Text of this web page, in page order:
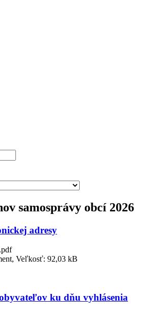
samosprávy obcí 2026
adresy
Veľkosť: 92,03 kB
ku dňu vyhlásenia